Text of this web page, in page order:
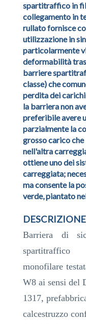
spartitraffico in
collegamento in
rullato fornisce
utilizzazione in
particolarmente
deformabilità
barriere
classe) che
perdita dei
la barriera non
preferibile avere
parzialmente la
grosso carico
nell'altra
ottiene uno dei
carreggiata;
ma consente la
verde, piantato
Barriera di
spartitraffico
monofilare
W8 ai sensi del
1317,
calcestruzzo